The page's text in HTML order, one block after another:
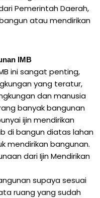
Pemerintah Daerah,
atau mendirikan
IMB
ini sangat penting,
yang teratur,
dan manusia
banyak bangunan
ijin mendirikan
di bangun diatas lahan
mendirikan bangunan.
dari Ijin Mendirikan
supaya sesuai
ruang yang sudah